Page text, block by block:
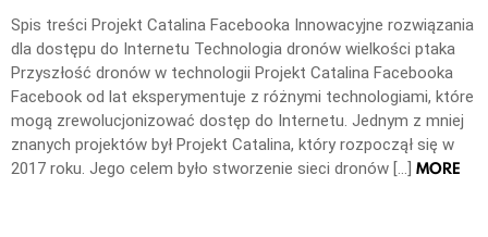
Spis treści Projekt Catalina Facebooka Innowacyjne rozwiązania
dla dostępu do Internetu Technologia dronów wielkości ptaka
Przyszłość dronów w technologii Projekt Catalina Facebooka
Facebook od lat eksperymentuje z różnymi technologiami, które
mogą zrewolucjonizować dostęp do Internetu. Jednym z mniej
znanych projektów był Projekt Catalina, który rozpoczął się w
2017 roku. Jego celem było stworzenie sieci dronów […] MORE